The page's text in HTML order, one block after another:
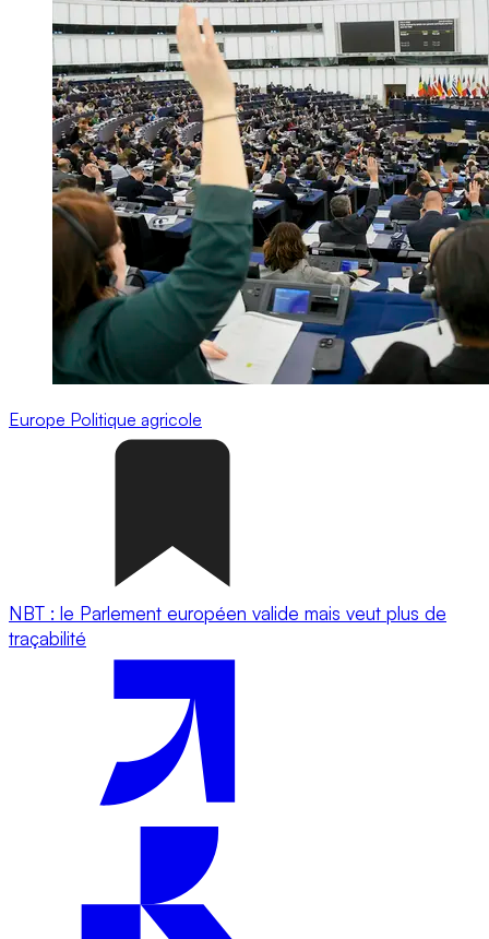
Europe Politique agricole
NBT : le Parlement européen valide mais veut plus de
traçabilité